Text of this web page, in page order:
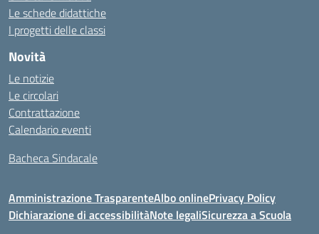
Le schede didattiche
I progetti delle classi
Novità
Le notizie
Le circolari
Contrattazione
Calendario eventi
Bacheca Sindacale
Amministrazione TrasparenteAlbo onlinePrivacy Policy
Dichiarazione di accessibilitàNote legaliSicurezza a Scuola